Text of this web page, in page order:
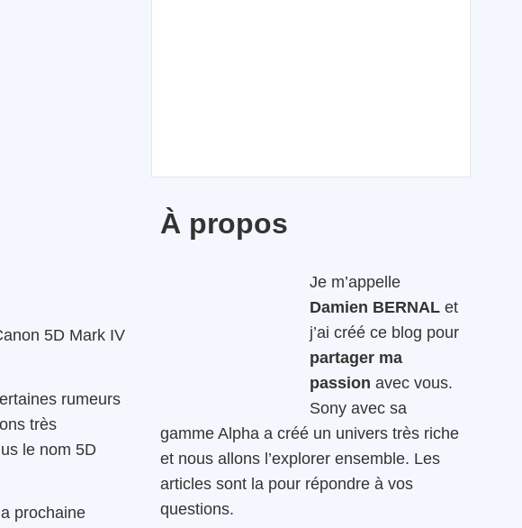
5D Mark IV
rumeurs
très
le nom 5D
prochaine
À propos
Je m’appelle
Damien BERNAL et
j’ai créé ce blog pour
partager ma
passion avec vous.
Sony avec sa
gamme Alpha a créé un univers très riche
et nous allons l’explorer ensemble. Les
articles sont la pour répondre à vos
questions.